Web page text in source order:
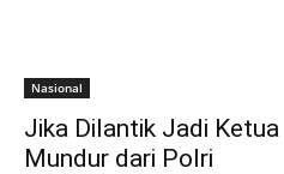
Nasional
Jika Dilantik Jadi
Mundur dari Polri